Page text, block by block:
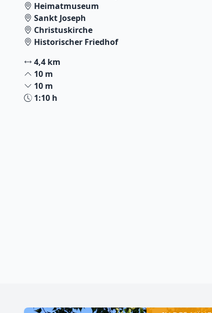
Heimatmuseum
Sankt Joseph
Christuskirche
Historischer Friedhof
4,4 km
10 m
10 m
1:10 h